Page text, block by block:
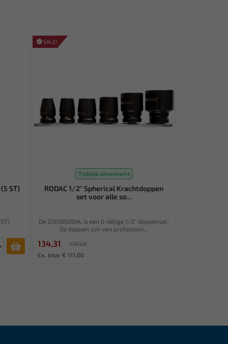
ST)
SALE!
Tijdelijk uitverkocht
RODAC 1/2" Spherical Krachtdoppen
set voor alle so...
De 20058S00AL is een 6-delige 1/2" doppenset.
De doppen zijn van profession...
134,31
179,08
Ex. btw: € 111,00